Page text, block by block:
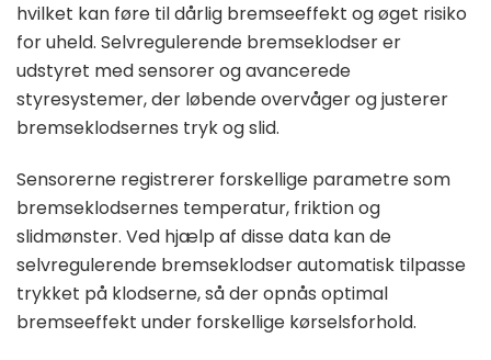
hvilket kan føre til dårlig bremseeffekt og øget risiko
for uheld. Selvregulerende bremseklodser er
udstyret med sensorer og avancerede
styresystemer, der løbende overvåger og justerer
bremseklodsernes tryk og slid.
Sensorerne registrerer forskellige parametre som
bremseklodsernes temperatur, friktion og
slidmønster. Ved hjælp af disse data kan de
selvregulerende bremseklodser automatisk tilpasse
trykket på klodserne, så der opnås optimal
bremseeffekt under forskellige kørselsforhold.